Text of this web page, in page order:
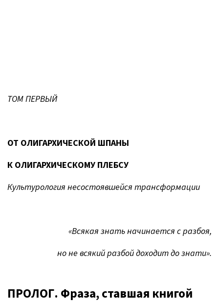
ТОМ ПЕРВЫЙ
ОТ ОЛИГАРХИЧЕСКОЙ ШПАНЫ
К ОЛИГАРХИЧЕСКОМУ ПЛЕБСУ
Культурология несостоявшейся трансформации
«Всякая знать начинается с разбоя,
но не всякий разбой доходит до знати».
ПРОЛОГ. Фраза, ставшая книгой